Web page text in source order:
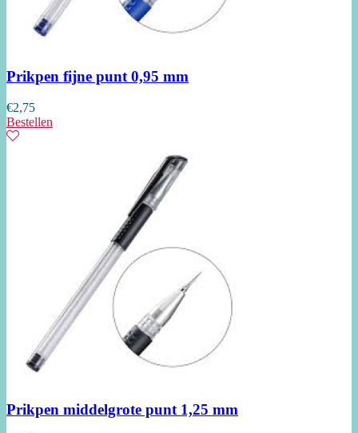
Prikpen fijne punt 0,95 mm
€2,75
Bestellen
Prikpen middelgrote punt 1,25 mm